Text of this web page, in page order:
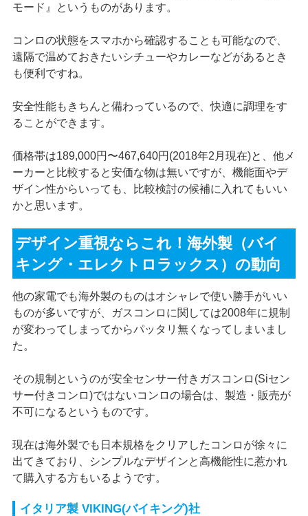
モード』というものがあります。
コンロの状態をスマホから確認することも可能なので、
遠隔で温めておきたいシチューやカレーなどがあるとき
も便利ですね。
安全性能もきちんと備わっているので、快適に調理をす
ることができます。
価格帯は189,000円〜467,640円(2018年2月現在)と、他メ
ーカーと比較すると安価な物は無いですが、機能面やデ
ザイン性からいっても、比較検討の候補に入れてもいい
かと思います。
デザイン重視ならこれ！海外製（バイ
キング・エレクトロラックス）の動向
他の家電でも海外製のものはオシャレで使い勝手がいい
ものが多いですが、ガスコンロに関しては2008年に規制
が変わってしまってからパッタリ無くなってしまいまし
た。
その規制というのが安全センサー付きガスコンロ(Siセン
サー付きコンロ)ではないコンロの場合は、製造・販売が
不可になるというものです。
現在は海外製でも日本規格をクリアしたコンロが徐々に
出てきており、シンプルなデザインと高機能性に惹かれ
て購入する方もいるようです。
イタリア製 VIKING(バイキング)社